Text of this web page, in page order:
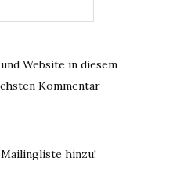
Website in diesem
Kommentar
hinzu!